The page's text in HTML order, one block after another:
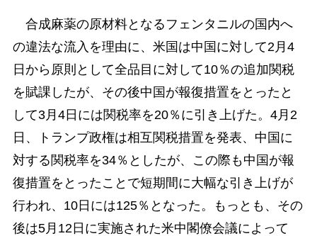
合成麻薬の原材料となるフェンタニルの国内へ
の違法な流入を理由に、米国は中国に対して2月4
日から原則として全品目に対して10％の追加関税
を賦課したが、その後中国が報復措置をとったと
して3月4日には関税率を20％に引き上げた。4月2
日、トランプ政権は相互関税措置を発表、中国に
対する関税率を34％としたが、この際も中国が報
復措置をとったことで短期間に大幅な引き上げが
行われ、10日には125％となった。もっとも、その
後は5月12日に実施された米中閣僚会議によって